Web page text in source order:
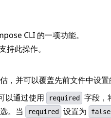
CLI 的一项功能。
持此操作。
，并可以覆盖先前文件中设置
以通过使用
required 字段，
。当 required 设置为 false